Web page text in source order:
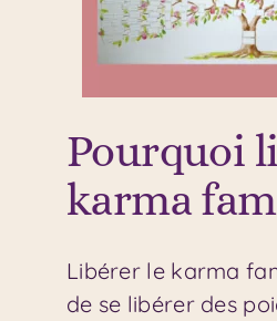
Pourquoi
karma
Libérer le karma
de se libérer des